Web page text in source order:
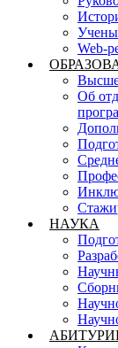
Web-
Об
НАУКА